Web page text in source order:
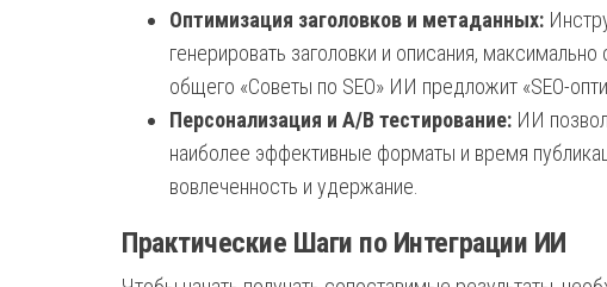
Оптимизация заголовков и метаданных:
генерировать заголовки и описания,
общего «Советы по SEO» ИИ предложит «SEO-
Персонализация и A/B тестирование: ИИ
наиболее эффективные форматы и время
вовлеченность и удержание.
Практические Шаги по Интеграции ИИ